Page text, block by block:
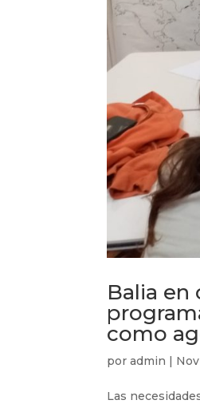
Balia en
como
poradmin |
Las